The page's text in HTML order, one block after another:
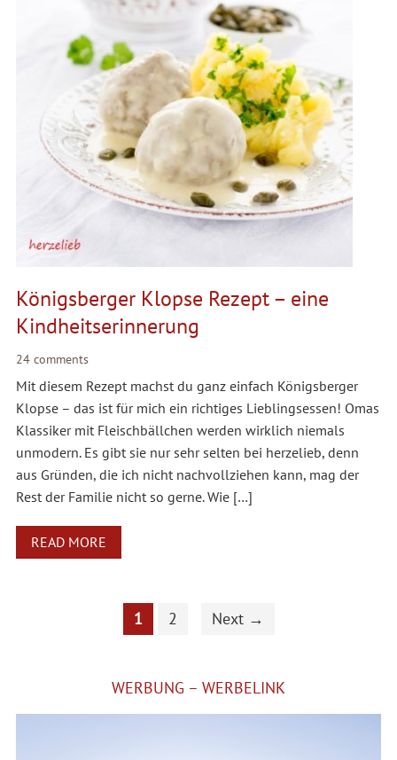
Königsberger Klopse Rezept – eine
Kindheitserinnerung
24 comments
Mit diesem Rezept machst du ganz einfach Königsberger
Klopse – das ist für mich ein richtiges Lieblingsessen! Omas
Klassiker mit Fleischbällchen werden wirklich niemals
unmodern. Es gibt sie nur sehr selten bei herzelieb, denn
aus Gründen, die ich nicht nachvollziehen kann, mag der
Rest der Familie nicht so gerne. Wie […]
READ MORE
1 2 Next →
WERBUNG – WERBELINK